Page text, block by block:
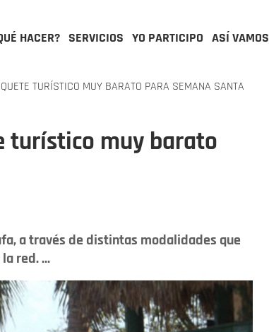
HACER? SERVICIOS YO PARTICIPO ASÍ VAMOS
TURÍSTICO MUY BARATO PARA SEMANA SANTA
turístico muy barato
a través de distintas modalidades que
red. ...